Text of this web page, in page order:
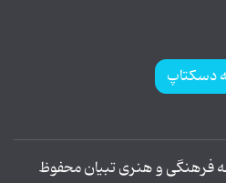
دسکتاپ
فرهنگی و هنری تبیان محفوظ